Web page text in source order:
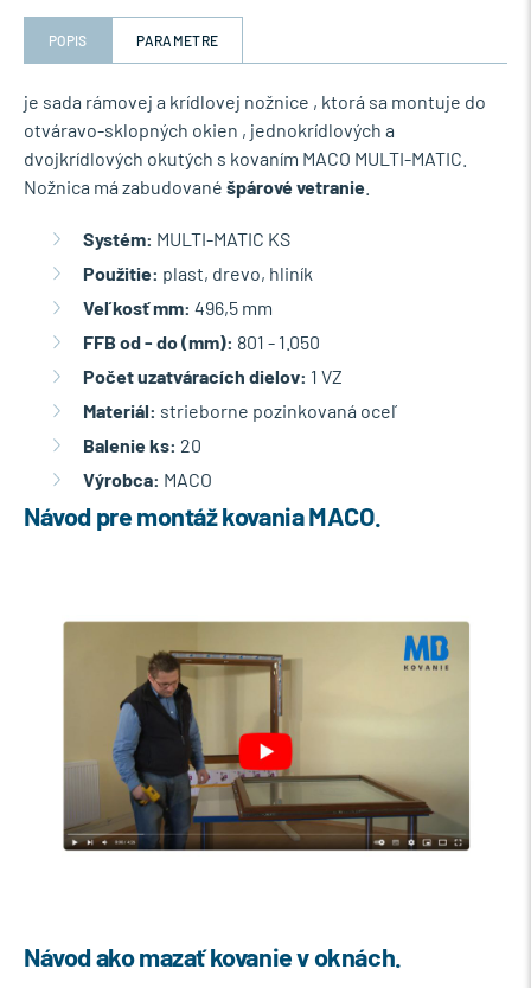
POPIS PARAMETRE
je sada rámovej a krídlovej nožnice , ktorá sa montuje do
otváravo-sklopných okien , jednokrídlových a
dvojkrídlových okutých s kovaním MACO MULTI-MATIC.
Nožnica má zabudované špárové vetranie
Systém: MULTI-MATIC KS
Použitie: plast, drevo, hliník
Veľkosť mm: 496,5 mm
FFB od - do (mm): 801 - 1.050
Počet uzatváracích dielov: 1 VZ
Materiál: strieborne pozinkovaná oceľ
Balenie ks: 20
Výrobca: MACO
Návod pre montáž kovania MACO.
Návod ako mazať kovanie v oknách.